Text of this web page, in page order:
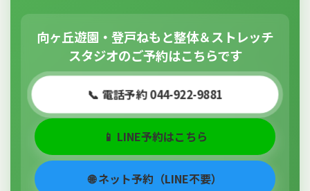
向ヶ丘遊園・登戸ねもと整体＆ストレッチ
スタジオのご予約はこちらです
📞 電話予約 044-922-9881
📱 LINE予約はこちら
🌐 ネット予約（LINE不要）